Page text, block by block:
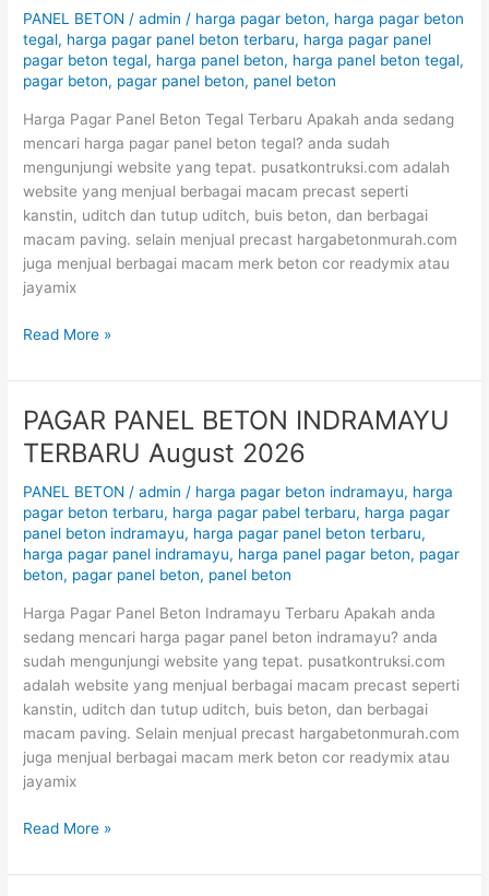
PANEL BETON /admin/ harga pagar beton, harga pagar beton
tegal, harga pagar panel beton terbaru, harga pagar panel
pagar beton tegal, harga panel beton, harga panel beton tegal,
pagar beton, pagar panel beton, panel beton
Harga Pagar Panel Beton Tegal Terbaru Apakah anda sedang
mencari harga pagar panel beton tegal? anda sudah
mengunjungi website yang tepat. pusatkontruksi.com adalah
website yang menjual berbagai macam precast seperti
kanstin, uditch dan tutup uditch, buis beton, dan berbagai
macam paving. selain menjual precast hargabetonmurah.com
juga menjual berbagai macam merk beton cor readymix atau
jayamix
TEGAL
TERBARU
August
2026
Read More »
PAGAR PANEL BETON INDRAMAYU
TERBARU August 2026
PANEL BETON /admin/ harga pagar beton indramayu, harga
pagar beton terbaru, harga pagar pabel terbaru, harga pagar
panel beton indramayu, harga pagar panel beton terbaru,
harga pagar panel indramayu, harga panel pagar beton, pagar
beton, pagar panel beton, panel beton
Harga Pagar Panel Beton Indramayu Terbaru Apakah anda
sedang mencari harga pagar panel beton indramayu? anda
sudah mengunjungi website yang tepat. pusatkontruksi.com
adalah website yang menjual berbagai macam precast seperti
kanstin, uditch dan tutup uditch, buis beton, dan berbagai
macam paving. Selain menjual precast hargabetonmurah.com
juga menjual berbagai macam merk beton cor readymix atau
jayamix
PAGAR
PANEL
BETON
INDRAMAYU
TERBARU
August
2026
Read More »